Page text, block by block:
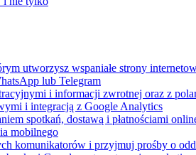
utworzysz wspaniałe strony
lub Telegram
i informacji zwrotnej oraz z
i integracją z Google Analytics
spotkań, dostawą i płatnościami
mobilnego
komunikatorów i przyjmuj prośby o